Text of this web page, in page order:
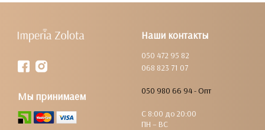
Наши контакты
050 472 95 82
068 823 71 07
050 980 66 94 - Опт
С 8:00 до 20:00
ПН – ВС
Мы принимаем